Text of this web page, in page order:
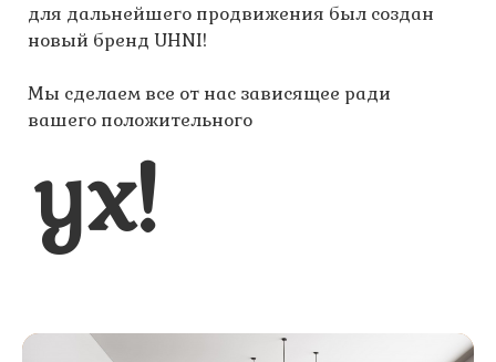
для дальнейшего продвижения был создан
новый бренд UHNI!
Мы сделаем все от нас зависящее ради
вашего положительного
ух!